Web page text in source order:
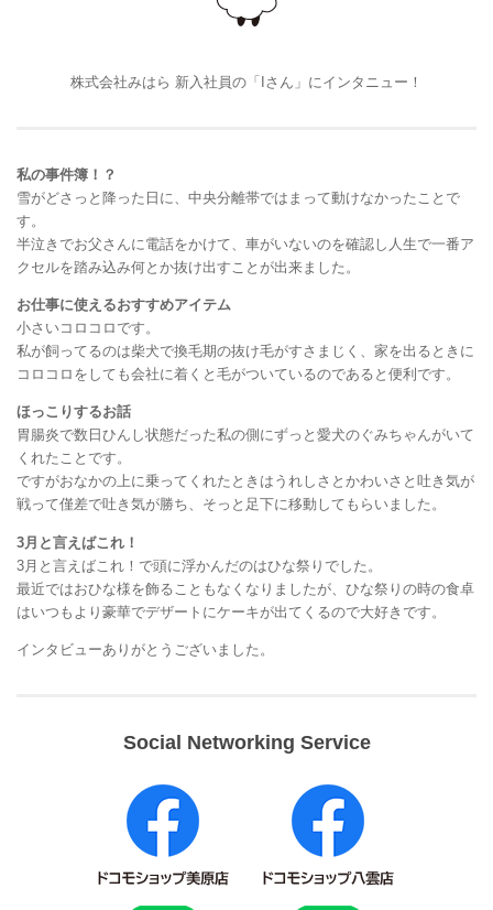
株式会社みはら 新入社員の「Iさん」にインタニュー！
私の事件簿！？
雪がどさっと降った日に、中央分離帯ではまって動けなかったことで
す。
半泣きでお父さんに電話をかけて、車がいないのを確認し人生で一番ア
クセルを踏み込み何とか抜け出すことが出来ました。
お仕事に使えるおすすめアイテム
小さいコロコロです。
私が飼ってるのは柴犬で換毛期の抜け毛がすさまじく、家を出るときに
コロコロをしても会社に着くと毛がついているのであると便利です。
ほっこりするお話
胃腸炎で数日ひんし状態だった私の側にずっと愛犬のぐみちゃんがいて
くれたことです。
ですがおなかの上に乗ってくれたときはうれしさとかわいさと吐き気が
戦って僅差で吐き気が勝ち、そっと足下に移動してもらいました。
3月と言えばこれ！
3月と言えばこれ！で頭に浮かんだのはひな祭りでした。
最近ではおひな様を飾ることもなくなりましたが、ひな祭りの時の食卓
はいつもより豪華でデザートにケーキが出てくるので大好きです。
インタビューありがとうございました。
Social Networking Service